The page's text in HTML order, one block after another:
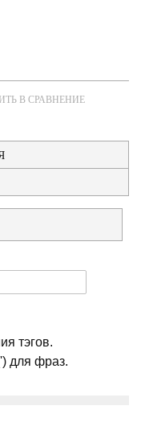
В СРАВНЕНИЕ
тэгов.
для фраз.